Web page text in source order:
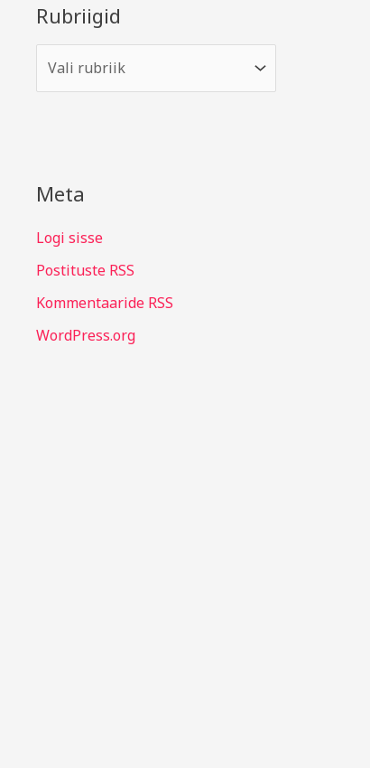
Rubriigid
Meta
Logi sisse
Postituste RSS
Kommentaaride RSS
WordPress.org